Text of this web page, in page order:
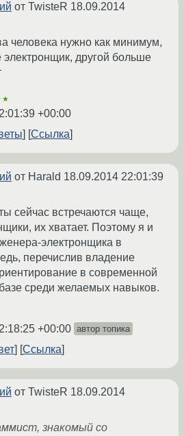
от TwisteR 18.09.2014
человека нужно как минимум,
другой больше
+00:00
Ссылка
от Harald 18.09.2014 22:01:39
сейчас встречаются чаще,
их хватает. Поэтому я и
электронщика в
перечислив владение
в современной
среди желаемых навыков.
+00:00 автор топика
Ссылка
от TwisteR 18.09.2014
знакомый со